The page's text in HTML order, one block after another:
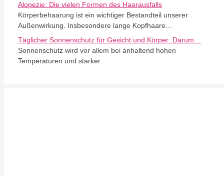
Alopezie: Die vielen Formen des Haarausfalls
Körperbehaarung ist ein wichtiger Bestandteil unserer
Außenwirkung. Insbesondere lange Kopfhaare…
Täglicher Sonnenschutz für Gesicht und Körper: Darum…
Sonnenschutz wird vor allem bei anhaltend hohen
Temperaturen und starker…